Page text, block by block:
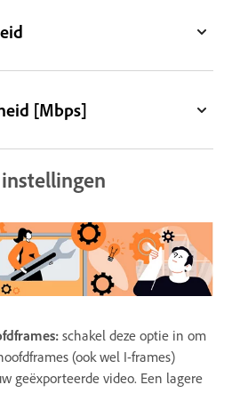
[Mbps]
: schakel deze optie in om
(ook wel I-frames)
geëxporteerde video. Een lagere